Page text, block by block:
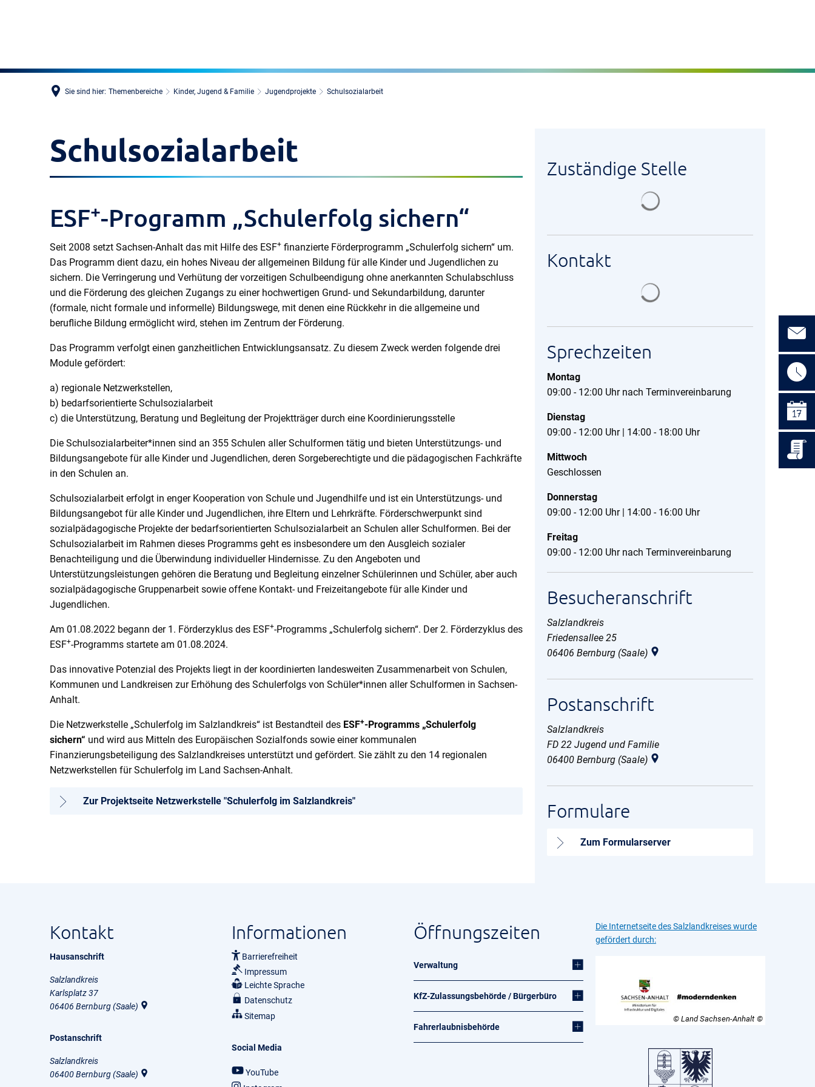
Sie sind hier: Themenbereiche Kinder, Jugend & Familie Jugendprojekte Schulsozialarbeit
Schulsozialarbeit
ESF+-Programm „Schulerfolg sichern“
Seit 2008 setzt Sachsen-Anhalt das mit Hilfe des ESF+ finanzierte Förderprogramm „Schulerfolg sichern“ um.
Das Programm dient dazu, ein hohes Niveau der allgemeinen Bildung für alle Kinder und Jugendlichen zu
sichern. Die Verringerung und Verhütung der vorzeitigen Schulbeendigung ohne anerkannten Schulabschluss
und die Förderung des gleichen Zugangs zu einer hochwertigen Grund- und Sekundarbildung, darunter
(formale, nicht formale und informelle) Bildungswege, mit denen eine Rückkehr in die allgemeine und
berufliche Bildung ermöglicht wird, stehen im Zentrum der Förderung.
Das Programm verfolgt einen ganzheitlichen Entwicklungsansatz. Zu diesem Zweck werden folgende drei
Module gefördert:
a) regionale Netzwerkstellen,
b) bedarfsorientierte Schulsozialarbeit
c) die Unterstützung, Beratung und Begleitung der Projektträger durch eine Koordinierungsstelle
Die Schulsozialarbeiter*innen sind an 355 Schulen aller Schulformen tätig und bieten Unterstützungs- und
Bildungsangebote für alle Kinder und Jugendlichen, deren Sorgeberechtigte und die pädagogischen Fachkräfte
in den Schulen an.
Schulsozialarbeit erfolgt in enger Kooperation von Schule und Jugendhilfe und ist ein Unterstützungs- und
Bildungsangebot für alle Kinder und Jugendlichen, ihre Eltern und Lehrkräfte. Förderschwerpunkt sind
sozialpädagogische Projekte der bedarfsorientierten Schulsozialarbeit an Schulen aller Schulformen. Bei der
Schulsozialarbeit im Rahmen dieses Programms geht es insbesondere um den Ausgleich sozialer
Benachteiligung und die Überwindung individueller Hindernisse. Zu den Angeboten und
Unterstützungsleistungen gehören die Beratung und Begleitung einzelner Schülerinnen und Schüler, aber auch
sozialpädagogische Gruppenarbeit sowie offene Kontakt- und Freizeitangebote für alle Kinder und
Jugendlichen.
Am 01.08.2022 begann der 1. Förderzyklus des ESF+-Programms „Schulerfolg sichern“. Der 2. Förderzyklus des
ESF+-Programms startete am 01.08.2024.
Das innovative Potenzial des Projekts liegt in der koordinierten landesweiten Zusammenarbeit von Schulen,
Kommunen und Landkreisen zur Erhöhung des Schulerfolgs von Schüler*innen aller Schulformen in Sachsen-
Anhalt.
Die Netzwerkstelle „Schulerfolg im Salzlandkreis“ ist Bestandteil des ESF+-Programms „Schulerfolg
sichern“ und wird aus Mitteln des Europäischen Sozialfonds sowie einer kommunalen
Finanzierungsbeteiligung des Salzlandkreises unterstützt und gefördert. Sie zählt zu den 14 regionalen
Netzwerkstellen für Schulerfolg im Land Sachsen-Anhalt.
Zur Projektseite Netzwerkstelle "Schulerfolg im Salzlandkreis"
Zuständige Stelle
Kontakt
Sprechzeiten
Montag
09:00 - 12:00 Uhr nach Terminvereinbarung
Dienstag
09:00 - 12:00 Uhr | 14:00 - 18:00 Uhr
Mittwoch
Geschlossen
Donnerstag
09:00 - 12:00 Uhr | 14:00 - 16:00 Uhr
Freitag
09:00 - 12:00 Uhr nach Terminvereinbarung
Besucheranschrift
Salzlandkreis
Friedensallee 25
06406 Bernburg (Saale)
Postanschrift
Salzlandkreis
FD 22 Jugend und Familie
06400 Bernburg (Saale)
Formulare
Zum Formularserver
Kontakt
Hausanschrift
Salzlandkreis
Karlsplatz 37
06406 Bernburg (Saale)
Postanschrift
Salzlandkreis
06400Bernburg (Saale)
Informationen
Barrierefreiheit
Impressum
Leichte Sprache
Datenschutz
Sitemap
Social Media
YouTube
Öffnungszeiten
Verwaltung
KfZ-Zulassungsbehörde / Bürgerbüro
Fahrerlaubnisbehörde
Die Internetseite des Salzlandkreises wurde
gefördert durch:
© Land Sachsen-Anhalt